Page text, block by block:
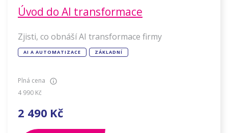
Úvod do AI transformace
Zjisti, co obnáší AI transformace firmy
AI A AUTOMATIZACE ZÁKLADNÍ
Plná cena
4 990 Kč
2 490 Kč